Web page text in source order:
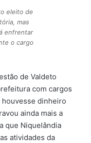
eleito de
mas
enfrentar
o cargo
de Valdeto
com cargos
dinheiro
ainda mais a
que Niquelândia
atividades da